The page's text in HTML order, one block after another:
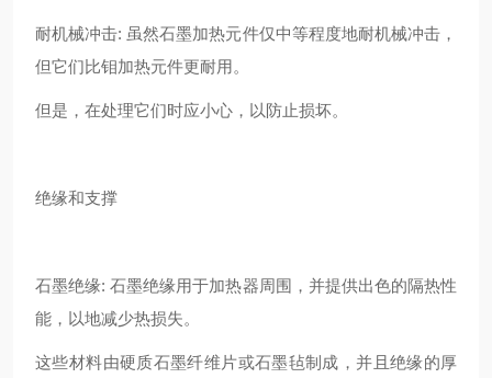
耐机械冲击: 虽然石墨加热元件仅中等程度地耐机械冲击，
但它们比钼加热元件更耐用。
但是，在处理它们时应小心，以防止损坏。
绝缘和支撑
石墨绝缘: 石墨绝缘用于加热器周围，并提供出色的隔热性
能，以地减少热损失。
这些材料由硬质石墨纤维片或石墨毡制成，并且绝缘的厚